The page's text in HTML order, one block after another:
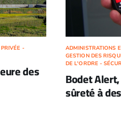
-
des
ADMINISTRATIONS
GESTION DES
DE L'ORDRE -
Bodet
sûreté à